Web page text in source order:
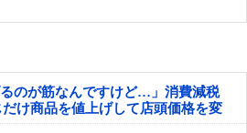
るのが筋なんですけど…」消費減税
け商品を値上げして店頭価格を変